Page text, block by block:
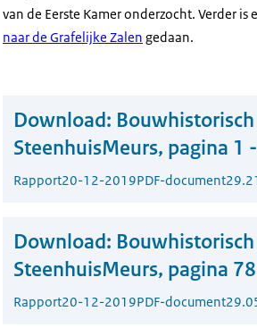
van de Eerste Kamer onderzocht. Verder is
naar de Grafelijke Zalen gedaan.
Download:
SteenhuisMeurs, pagina 1
Rapport20-12-2019PDF-document
Download:
SteenhuisMeurs, pagina
Rapport20-12-2019PDF-document